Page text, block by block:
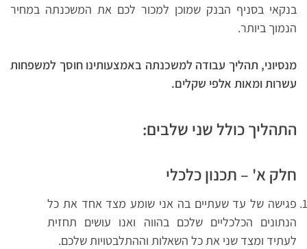
בנקאי בסניף הבנק שמוכן למכור לכם את המשכנתה במחיר
הנמוך ביותר.
מנסיוני, תהליך עבודה למשכנתה באמצעותינו חוסך למשפחות
עשרות ומאות אלפי שקלים.
התהליך כולל שני שלבים:
חלק א' – תכנון כלכלי
פגישה של עד שעתיים בה אני שומע מצד אחד את כל
הנתונים הכלכליים שלכם בהווה ואנו עושים תחזית
לעתיד ומצד שני את כל השאלות וההתלבטויות שלכם.